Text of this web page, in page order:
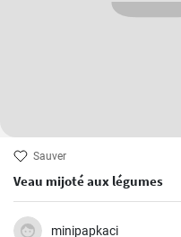
Sauver
Veau mijoté aux légumes
minipapkaci